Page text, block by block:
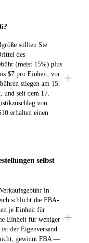
sollten Sie
des
(meist 15%) plus
$7 pro Einheit, vor
stiegen am 15.
und seit dem 17.
von
erhalten einen
selbst
in
schlicht die FBA-
je Einheit für
Einheit für weniger
der Eigenversand
gewinnt FBA —